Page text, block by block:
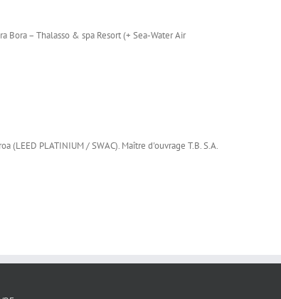
Bora – Thalasso & spa Resort (+ Sea-Water Air
PLATINIUM / SWAC). Maître d'ouvrage T.B. S.A.